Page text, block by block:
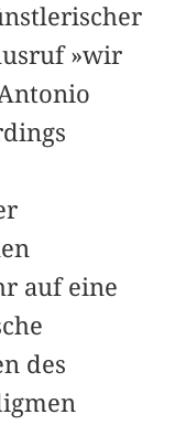
»wir
auf eine
des